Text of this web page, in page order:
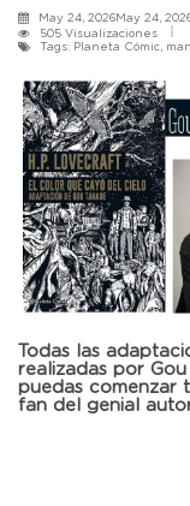
May 24, 2026May 24,
505 Visualizaciones
Tags: Planeta Cómic,
Todas las
realizadas por
puedas comenzar
fan del genial